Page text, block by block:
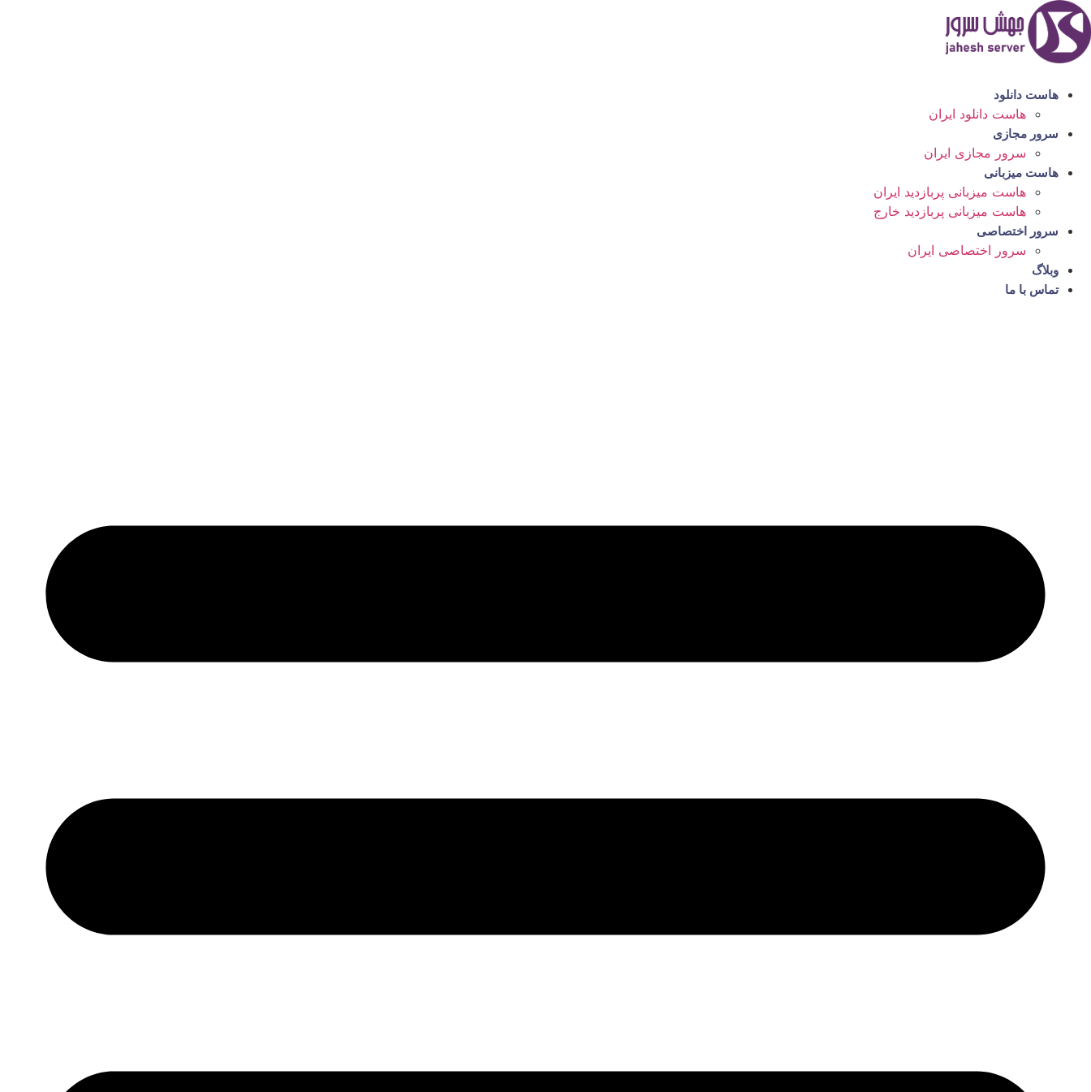
پرش
به
محتوا
هاست دانلود
هاست دانلود ایران
سرور مجازی
سرور مجازی ایران
هاست میزبانی
هاست میزبانی پربازدید ایران
هاست میزبانی پربازدید خارج
سرور اختصاصی
سرور اختصاصی ایران
وبلاگ
تماس با ما